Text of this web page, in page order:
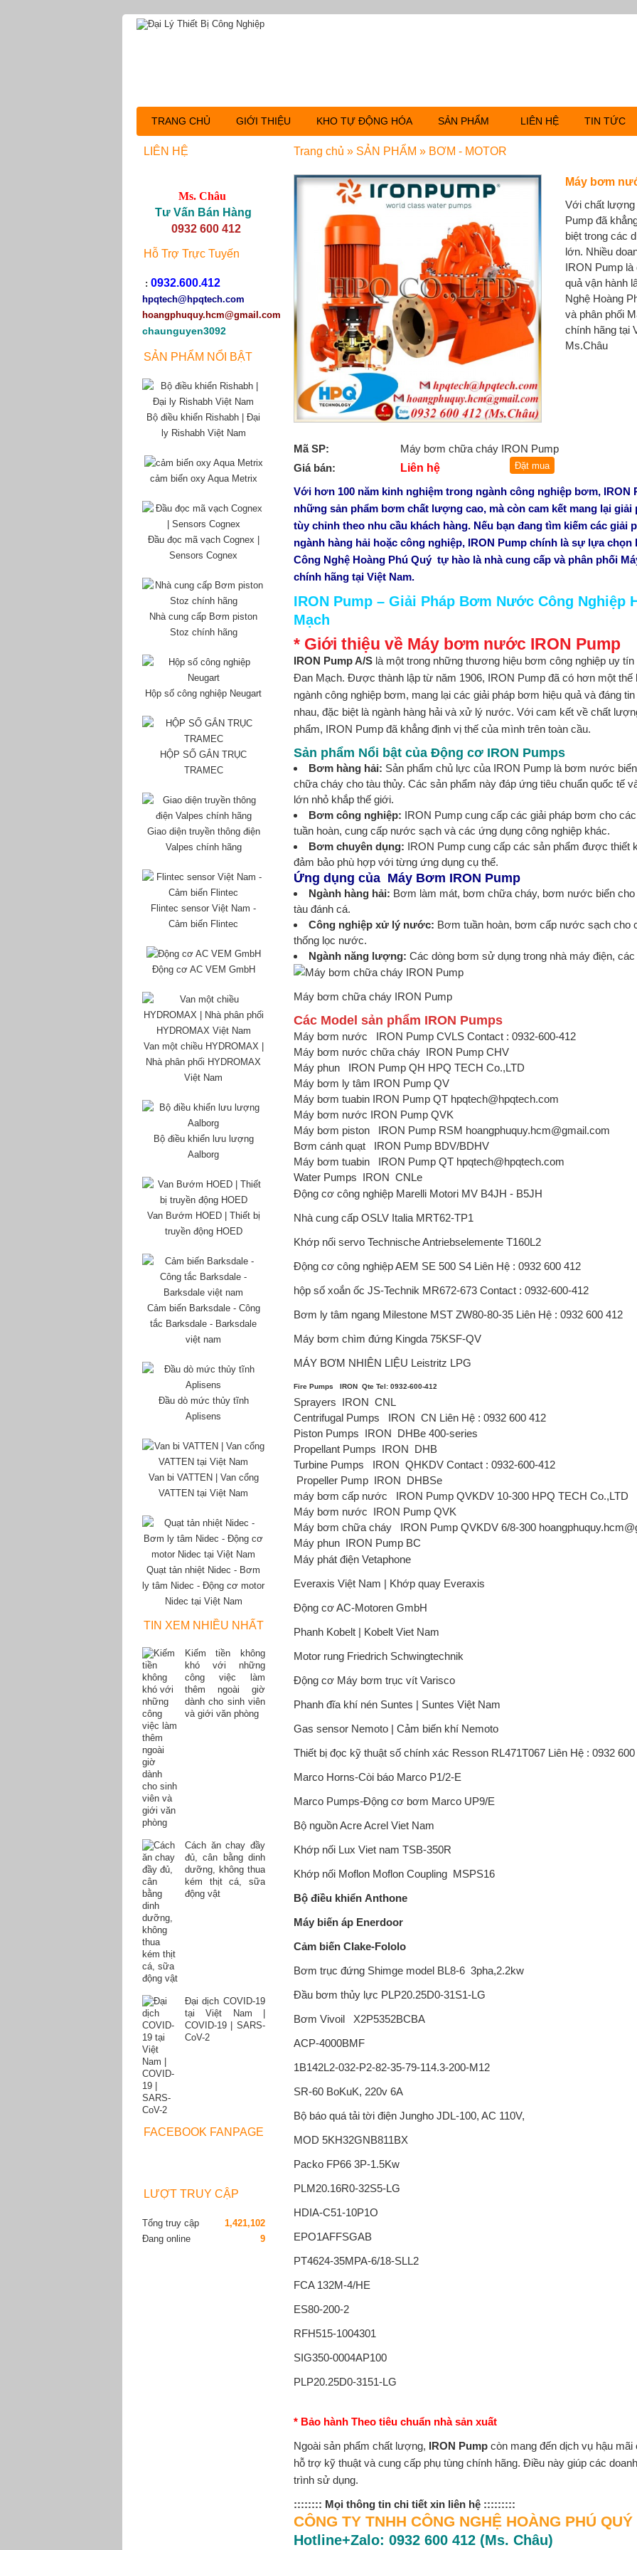
Máy bơm
Với chất
Pump đã
biệt trong các
lớn. Nhiều
IRON Pump là
quả vận hành
Nghệ Hoàng
và phân phối
chính hãng tại
Ms.Châu
Mã SP:
Máy bơm chữa cháy IRON Pump
Giá bán:
Liên hệ
Với hơn 100 năm kinh nghiệm trong ngành công nghiệp bơm, IRON
những sản phẩm bơm chất lượng cao, mà còn cam kết mang lại
tùy chỉnh theo nhu cầu khách hàng. Nếu bạn đang tìm kiếm các giải
ngành hàng hải hoặc công nghiệp, IRON Pump chính là sự lựa chọn
Công Nghệ Hoàng Phú Quý tự hào là nhà cung cấp và phân phối
chính hãng tại Việt Nam.
IRON Pump – Giải Pháp Bơm Nước Công Nghiệp
Mạch
* Giới thiệu về Máy bơm nước IRON Pump
IRON Pump A/S là một trong những thương hiệu bơm công nghiệp uy
Đan Mạch. Được thành lập từ năm 1906, IRON Pump đã có hơn một thế
ngành công nghiệp bơm, mang lại các giải pháp bơm hiệu quả và đáng
nhau, đặc biệt là ngành hàng hải và xử lý nước. Với cam kết về chất
phẩm, IRON Pump đã khẳng định vị thế của mình trên toàn cầu.
Sản phẩm Nổi bật của Động cơ IRON Pumps
Bơm hàng hải: Sản phẩm chủ lực của IRON Pump là bơm nước
chữa cháy cho tàu thủy. Các sản phẩm này đáp ứng tiêu chuẩn quốc tế
lớn nhỏ khắp thế giới.
Bơm công nghiệp: IRON Pump cung cấp các giải pháp bơm cho
tuần hoàn, cung cấp nước sạch và các ứng dụng công nghiệp khác.
Bơm chuyên dụng: IRON Pump cung cấp các sản phẩm được thiết
đảm bảo phù hợp với từng ứng dụng cụ thể.
Ứng dụng của Máy Bơm IRON Pump
Ngành hàng hải: Bơm làm mát, bơm chữa cháy, bơm nước biển cho
tàu đánh cá.
Công nghiệp xử lý nước: Bơm tuần hoàn, bơm cấp nước sạch cho
thống lọc nước.
Ngành năng lượng: Các dòng bơm sử dụng trong nhà máy điện,
Máy bơm chữa cháy IRON Pump
Các Model sản phẩm IRON Pumps
Máy bơm nước IRON Pump CVLS Contact : 0932-600-412
Máy bơm nước chữa cháy IRON Pump CHV
Máy phun IRON Pump QH HPQ TECH Co.,LTD
Máy bơm ly tâm IRON Pump QV
Máy bơm tuabin IRON Pump QT hpqtech@hpqtech.com
Máy bơm nước IRON Pump QVK
Máy bơm piston IRON Pump RSM hoangphuquy.hcm@gmail.com
Bơm cánh quạt IRON Pump BDV/BDHV
Máy bơm tuabin IRON Pump QT hpqtech@hpqtech.com
Water Pumps IRON CNLe
Động cơ công nghiệp Marelli Motori MV B4JH - B5JH
Nhà cung cấp OSLV Italia MRT62-TP1
Khớp nối servo Technische Antriebselemente T160L2
Động cơ công nghiệp AEM SE 500 S4 Liên Hệ : 0932 600 412
hộp số xoắn ốc JS-Technik MR672-673 Contact : 0932-600-412
Bơm ly tâm ngang Milestone MSTZW80-80-35 Liên Hệ : 0932 600 412
Máy bơm chìm đứng Kingda 75KSF-QV
MÁY BƠM NHIÊN LIỆU Leistritz LPG
Fire Pumps IRON Qte Tel: 0932-600-412
Sprayers IRON CNL
Centrifugal Pumps IRON CN Liên Hệ : 0932 600 412
Piston Pumps IRON DHBe 400-series
Propellant Pumps IRON DHB
Turbine Pumps IRON QHKDV Contact : 0932-600-412
Propeller Pump IRON DHBSe
máy bơm cấp nước IRON Pump QVKDV 10-300 HPQ TECH Co.,LTD
Máy bơm nước IRON Pump QVK
Máy bơm chữa cháy IRON Pump QVKDV 6/8-300
Máy phun IRON Pump BC
Máy phát điện Vetaphone
Everaxis Việt Nam | Khớp quay Everaxis
Động cơ AC-Motoren GmbH
Phanh Kobelt | Kobelt Viet Nam
Motor rung Friedrich Schwingtechnik
Động cơ Máy bơm trục vít Varisco
Phanh đĩa khí nén Suntes | Suntes Việt Nam
Gas sensor Nemoto | Cảm biến khí Nemoto
Thiết bị đọc kỹ thuật số chính xác Resson RL471T067 Liên Hệ : 0932
Marco Horns-Còi báo Marco P1/2-E
Marco Pumps-Động cơ bơm Marco UP9/E
Bộ nguồn Acre Acrel Viet Nam
Khớp nối Lux Viet nam TSB-350R
Khớp nối Moflon Moflon Coupling MSPS16
Bộ điều khiển Anthone
Máy biến áp Enerdoor
Cảm biến Clake-Fololo
Bơm trục đứng Shimge model BL8-6 3pha,2.2kw
Đầu bơm thủy lực PLP20.25D0-31S1-LG
Bơm Vivoil X2P5352BCBA
ACP-4000BMF
1B142L2-032-P2-82-35-79-114.3-200-M12
SR-60 BoKuK, 220v 6A
Bộ báo quá tải tời điện Jungho JDL-100, AC 110V,
MOD 5KH32GNB811BX
Packo FP66 3P-1.5Kw
PLM20.16R0-32S5-LG
HDIA-C51-10P1O
EPO1AFFSGAB
PT4624-35MPA-6/18-SLL2
FCA 132M-4/HE
ES80-200-2
RFH515-1004301
SIG350-0004AP100
PLP20.25D0-3151-LG
* Bảo hành Theo tiêu chuẩn nhà sản xuất
Ngoài sản phẩm chất lượng, IRON Pump còn mang đến dịch vụ hậu
hỗ trợ kỹ thuật và cung cấp phụ tùng chính hãng. Điều này giúp các
trình sử dụng.
:::::::: Mọi thông tin chi tiết xin liên hệ :::::::::
CÔNG TY TNHH CÔNG NGHỆ HOÀNG PHÚ QUÝ
Hotline+Zalo: 0932 600 412 (Ms. Châu)
Trang chủ » SẢN PHẨM » BƠM - MOTOR
LIÊN HỆ
Ms. Châu
Tư Vấn Bán Hàng
0932 600 412
Hỗ Trợ Trực Tuyến
: 0932.600.412
hpqtech@hpqtech.com
hoangphuquy.hcm@gmail.com
chaunguyen3092
SẢN PHẨM NỔI BẬT
Bộ điều khiển Rishabh | Đại
ly Rishabh Việt Nam
cảm biến oxy Aqua Metrix
Đầu đọc mã vạch Cognex |
Sensors Cognex
Nhà cung cấp Bơm piston
Stoz chính hãng
Hộp số công nghiệp Neugart
HỘP SỐ GẮN TRỤC
TRAMEC
Giao diện truyền thông điện
Valpes chính hãng
Flintec sensor Việt Nam -
Cảm biến Flintec
Động cơ AC VEM GmbH
Van một chiều HYDROMAX |
Nhà phân phối HYDROMAX
Việt Nam
Bộ điều khiển lưu lượng
Aalborg
Van Bướm HOED | Thiết bị
truyền động HOED
Cảm biến Barksdale - Công
tắc Barksdale - Barksdale
việt nam
Đầu dò mức thủy tĩnh
Aplisens
Van bi VATTEN | Van cổng
VATTEN tại Việt Nam
Quạt tản nhiệt Nidec - Bơm
ly tâm Nidec - Động cơ motor
Nidec tại Việt Nam
TIN XEM NHIỀU NHẤT
Kiếm tiền không
khó với những
công việc làm
thêm ngoài giờ
dành cho sinh viên
và giới văn phòng
Cách ăn chay đầy
đủ, cân bằng dinh
dưỡng, không thua
kém thịt cá, sữa
động vật
Đại dịch COVID-19
tại Việt Nam |
COVID-19 | SARS-
CoV-2
FACEBOOK FANPAGE
LƯỢT TRUY CẬP
Tổng truy cập
1,421,102
Đang online
9
TRANG CHỦ GIỚI THIỆU KHO TỰ ĐỘNG HÓA SẢN PHẨM LIÊN HỆ TIN TỨC